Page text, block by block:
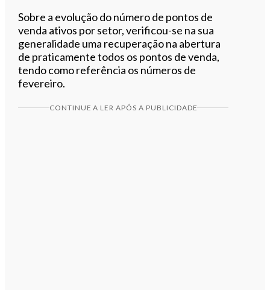
Sobre a evolução do número de pontos de
venda ativos por setor, verificou-se na sua
generalidade uma recuperação na abertura
de praticamente todos os pontos de venda,
tendo como referência os números de
fevereiro.
CONTINUE A LER APÓS A PUBLICIDADE